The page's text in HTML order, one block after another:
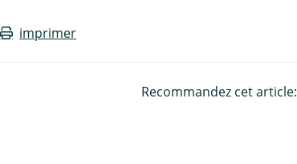
imprimer
Recommandez cet article: